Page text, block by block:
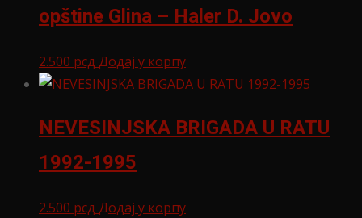
opštine Glina – Haler D. Jovo
2.500 рсд Додај у корпу
NEVESINJSKA BRIGADA U RATU
1992-1995
2.500 рсд Додај у корпу